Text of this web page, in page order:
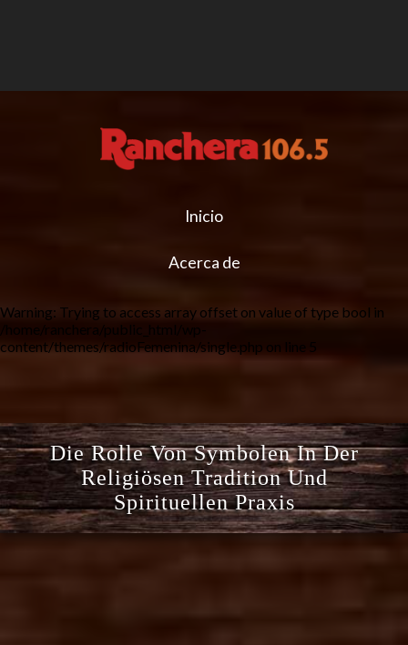
Inicio
Acerca de
Warning: Trying to access array offset on value of type bool in
/home/ranchera/public_html/wp-
content/themes/radioFemenina/single.php on line 5
Die Rolle Von Symbolen In Der
Religiösen Tradition Und
Spirituellen Praxis